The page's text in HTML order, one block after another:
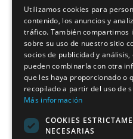
Utilizamos cookies para
contenido, los anuncios y
tráfico. También compartimos
sobre su uso de nuestro sitio
socios de publicidad y análisis,
pueden combinarla con otra
que les haya proporcionado o
recopilado a partir del uso de
Más información
COOKIES
NECESARIAS